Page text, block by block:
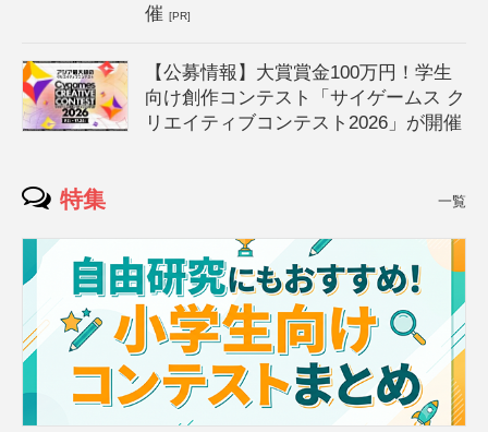
催[PR]
【公募情報】大賞賞金100万円！学生
向け創作コンテスト「サイゲームス ク
リエイティブコンテスト2026」が開催
特集 一覧